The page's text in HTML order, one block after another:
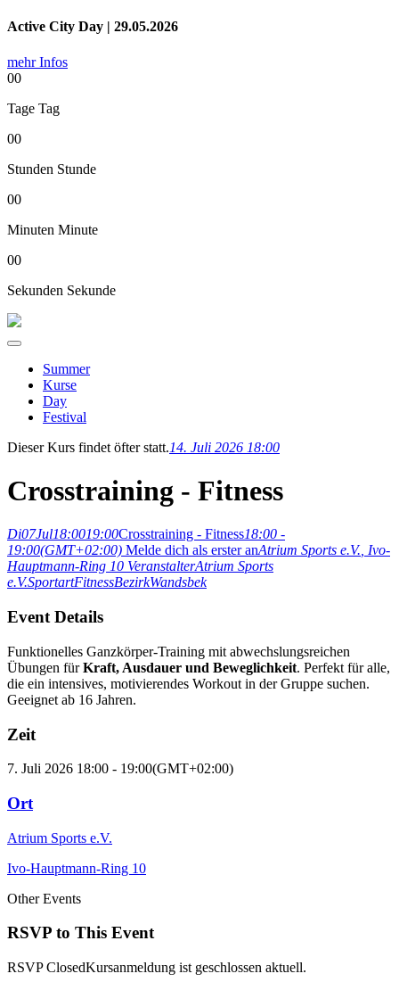
Active City Day | 29.05.2026
mehr Infos
00
Tage Tag
00
Stunden Stunde
00
Minuten Minute
00
Sekunden Sekunde
Summer
Kurse
Day
Festival
Dieser Kurs findet öfter statt.14. Juli 2026 18:00
Crosstraining - Fitness
Di07Jul18:0019:00Crosstraining - Fitness18:00 -
19:00(GMT+02:00) Melde dich als erster anAtrium Sports e.V., Ivo-
Hauptmann-Ring 10 VeranstalterAtrium Sports
e.V.SportartFitnessBezirkWandsbek
Event Details
Funktionelles Ganzkörper-Training mit abwechslungsreichen
Übungen fürKraft, Ausdauer und Beweglichkeit. Perfekt für alle,
die ein intensives, motivierendes Workout in der Gruppe suchen.
Geeignet ab 16 Jahren.
Zeit
7. Juli 2026 18:00 - 19:00(GMT+02:00)
Ort
Atrium Sports e.V.
Ivo-Hauptmann-Ring 10
Other Events
RSVP to This Event
RSVP ClosedKursanmeldung ist geschlossen aktuell.